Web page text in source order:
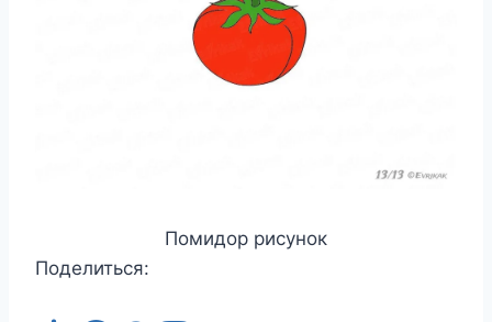
Помидор рисунок
Поделиться: